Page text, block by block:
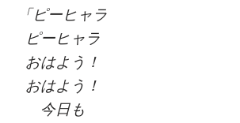
「ピーヒャラ
ピーヒャラ
おはよう！
おはよう！
今日も